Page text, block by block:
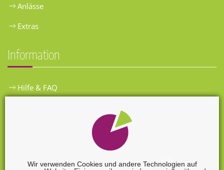
Wir verwenden Cookies und andere Technologien auf
Anlässe
Extras
Information
Hilfe & FAQ